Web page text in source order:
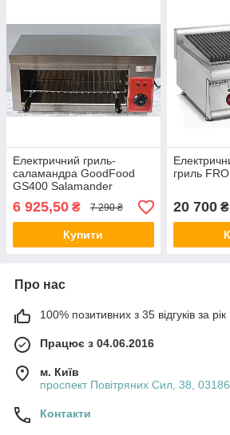
Електричний гриль-
саламандра GoodFood
GS400 Salamander
6 925,50 ₴ 7 290 ₴
Купити
гриль
20 700₴
Про нас
100% позитивних з 35 відгуків за рік
Працює з 04.06.2016
м. Київ
проспект Повітряних Сил, 38,
Контакти